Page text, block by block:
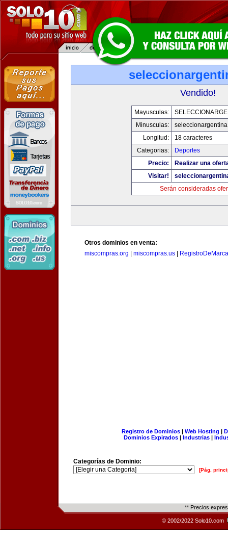
Vendido!
Mayusculas:
Minusculas:
Longitud:
18 caracteres
Categorias:
Deportes
Precio:
Realizar una
Visitar!
Serán consideradas
Otros dominios en venta:
miscompras.org
miscompras.us
Registro de Dominios| Web Hosting |
Dominios Expirados | Industrias |
Categorías de Dominio:
[Pág.
** Precios
© 2002/2022 Solo10.com